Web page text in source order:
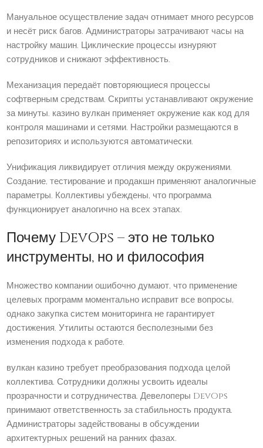
Мануальное осуществление задач отнимает много ресурсов
и несёт риск багов. Администраторы затрачивают часы на
настройку машин. Циклические процессы изнуряют
сотрудников и снижают эффективность.
Механизация передаёт повторяющиеся процессы
софтверным средствам. Скрипты устанавливают окружение
за минуты. казино вулкан применяет окружение как код для
контроля машинами и сетями. Настройки размещаются в
репозиториях и используются автоматически.
Унификация ликвидирует отличия между окружениями.
Создание, тестирование и продакшн применяют аналогичные
параметры. Коллективы убеждены, что программа
функционирует аналогично на всех этапах.
Почему DevOps – это не только
инструменты, но и философия
Множество компании ошибочно думают, что применение
целевых программ моментально исправит все вопросы,
однако закупка систем мониторинга не гарантирует
достижения. Утилиты остаются бесполезными без
изменения подхода к работе.
вулкан казино требует преобразования подхода целой
коллектива. Сотрудники должны усвоить идеалы
прозрачности и сотрудничества. Девелоперы DevOps
принимают ответственность за стабильность продукта.
Администраторы задействованы в обсуждении
архитектурных решений на ранних фазах.